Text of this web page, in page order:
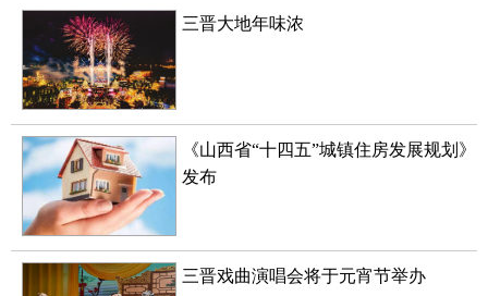
三晋大地年味浓
《山西省“十四五”城镇住房发展规划》
发布
三晋戏曲演唱会将于元宵节举办